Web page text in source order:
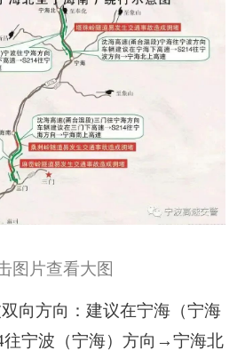
图片查看大图
方向：建议在宁海（宁海
宁波（宁海）方向→宁海北